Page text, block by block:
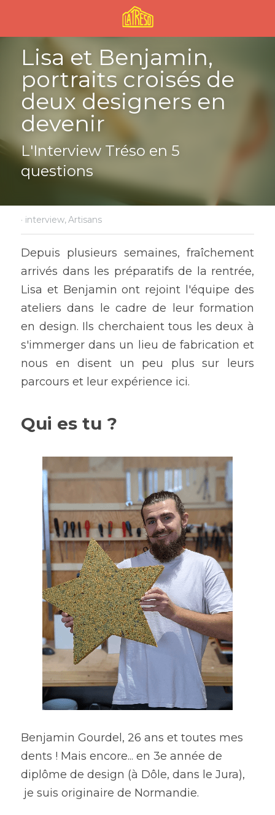
Lisa et Benjamin,
portraits croisés de
deux designers en
devenir
L'Interview Tréso en 5
questions
· interview,Artisans
Depuis plusieurs semaines, fraîchement
arrivés dans les préparatifs de la rentrée,
Lisa et Benjamin ont rejoint l'équipe des
ateliers dans le cadre de leur formation
en design. Ils cherchaient tous les deux à
s'immerger dans un lieu de fabrication et
nous en disent un peu plus sur leurs
parcours et leur expérience ici.
Qui es tu ?
Benjamin Gourdel, 26 ans et toutes mes
dents ! Mais encore... en 3e année de
diplôme de design (à Dôle, dans le Jura),
je suis originaire de Normandie.